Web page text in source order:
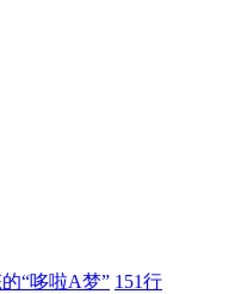
151行